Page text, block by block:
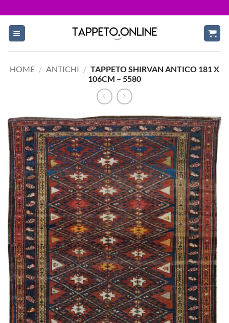
to
content
HOME / ANTICHI / TAPPETO SHIRVAN ANTICO 181 X
106CM – 5580